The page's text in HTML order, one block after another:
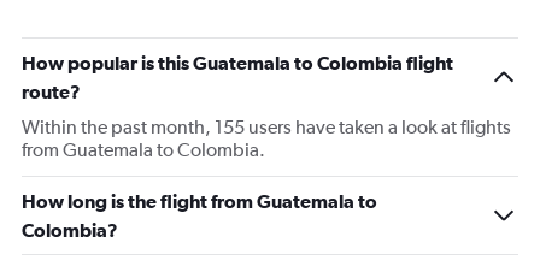
How popular is this Guatemala to Colombia flight
route?
Within the past month, 155 users have taken a look at flights
from Guatemala to Colombia.
How long is the flight from Guatemala to
Colombia?